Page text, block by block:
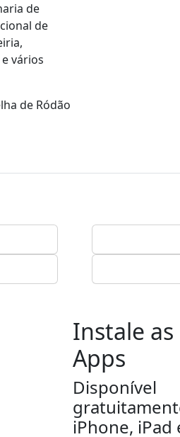
de
de
vários
de Ródão
Instale as
Apps
Disponível
iPhone, iPad